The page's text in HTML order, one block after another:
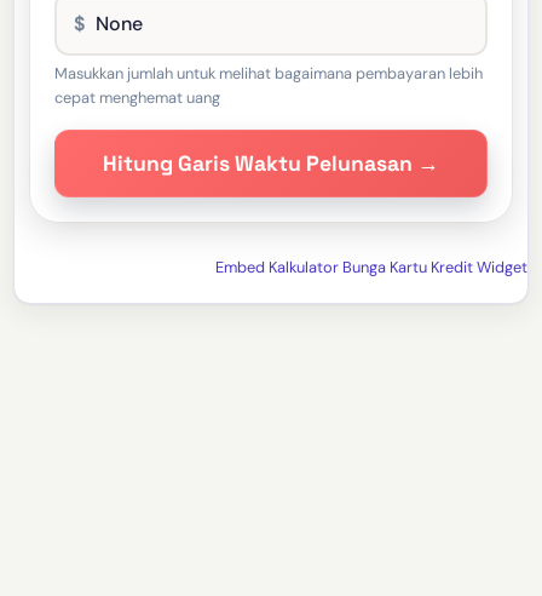
$
Masukkan jumlah untuk melihat bagaimana pembayaran lebih
cepat menghemat uang
Hitung Garis Waktu Pelunasan →
Embed Kalkulator Bunga Kartu Kredit Widget